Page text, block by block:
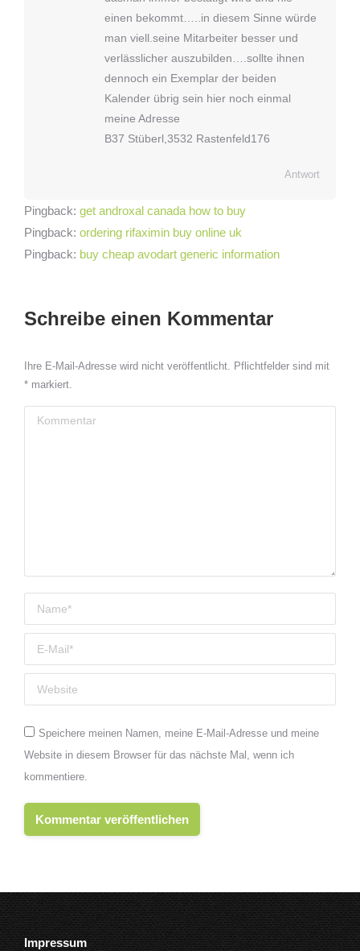
einen bekommt…..in diesem Sinne würde
man viell.seine Mitarbeiter besser und
verlässlicher auszubilden….sollte ihnen
dennoch ein Exemplar der beiden
Kalender übrig sein hier noch einmal
meine Adresse
B37 Stüberl,3532 Rastenfeld176
Antwort
Pingback: get androxal canada how to buy
Pingback: ordering rifaximin buy online uk
Pingback: buy cheap avodart generic information
Schreibe einen Kommentar
Ihre E-Mail-Adresse wird nicht veröffentlicht. Pflichtfelder sind mit
* markiert.
Kommentar
Name *
E-Mail *
Website
Speichere meinen Namen, meine E-Mail-Adresse und meine
Website in diesem Browser für das nächste Mal, wenn ich
kommentiere.
Kommentar veröffentlichen
Impressum